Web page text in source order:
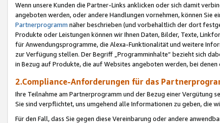
Wenn unsere Kunden die Partner-Links anklicken oder sich damit
angeboten werden, oder andere Handlungen vornehmen, können Sie
Partnerprogramm näher beschrieben (und vorbehaltlich der dort
Produkte oder Leistungen können wir Ihnen Daten, Bilder, Texte,
für Anwendungsprogramme, die Alexa-Funktionalität und weitere
zur Verfügung stellen. Der Begriff „Programminhalte“ bezieht sich
in Bezug auf Produkte, die auf Websites angeboten werden, bei
2.Compliance-Anforderungen für das
Ihre Teilnahme am Partnerprogramm und der Bezug einer Vergütung
Sie sind verpflichtet, uns umgehend alle Informationen zu geben, die
Für den Fall, dass Sie gegen diese Vereinbarung oder andere